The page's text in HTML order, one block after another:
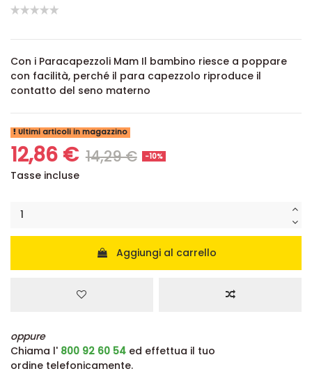
Con i Paracapezzoli Mam Il bambino riesce a poppare
con facilità, perché il para capezzolo riproduce il
contatto del seno materno
Ultimi articoli in magazzino
12,86 € 14,29 € -10%
Tasse incluse
Aggiungi al carrello
oppure
Chiama l' 800 92 60 54 ed effettua il tuo
ordine telefonicamente.